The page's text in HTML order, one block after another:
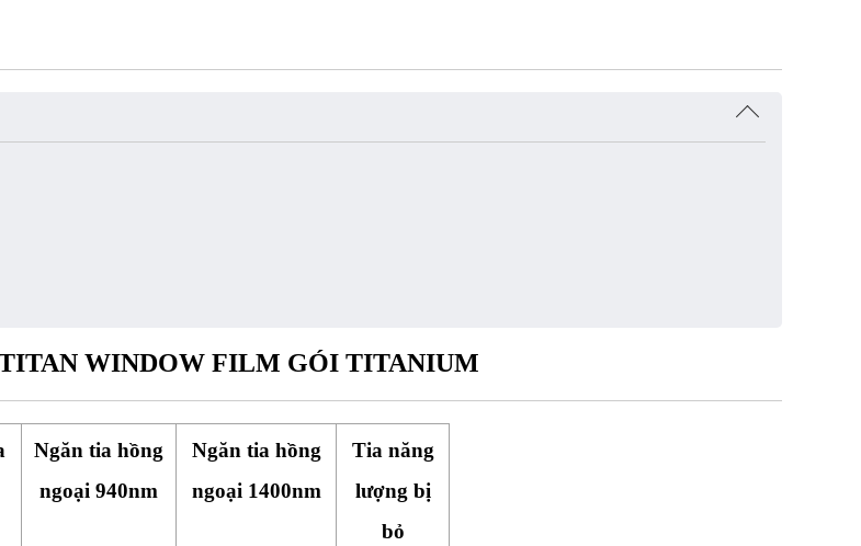
WINDOW FILM GÓI TITANIUM
Ngăn tia hồng
ngoại 940nm
Ngăn tia hồng
ngoại 1400nm
Tia năng
lượng bị
bỏ